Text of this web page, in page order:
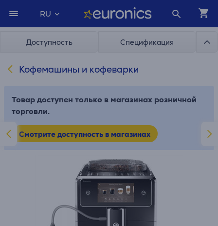
RU
Доступность Спецификация
Кофемашины и кофеварки
Товар доступен только в магазинах розничной
торговли.
Смотрите доступность в магазинах